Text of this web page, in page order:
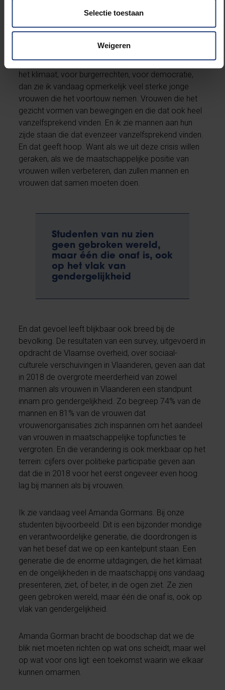
Selectie toestaan
Weigeren
De vrees is dus reëel dat de crisis de positie van
absoluut ook ontwikkelingen die hoop bieden. Als ik
kijk naar beelden van acties, overal ter wereld, voor
het klimaat, voor burgerrechten, voor democratie,
dan zie ik vandaag opmerkelijk veel sterke jonge
vrouwen die het voortouw nemen. Vrouwen die het
gezicht vormen van bewegingen en die dat ook heel
vanzelfsprekend vinden. En ik zie mannen aan hun
zijde staan die dat evenzeer vanzelfsprekend vinden.
En dat geeft hoop. Want als we uit deze crisis willen
geraken, als we de maatschappelijke positie van
vrouwen willen verbeteren, dan zullen mannen en
vrouwen dat samen moeten doen.
Studenten van nu zien
geen gebroken wereld,
maar één die onaf is, ook
op het vlak van
gendergelijkheid
En dat gevoel leeft blijkbaar ook breed bij de
bevolking. De resultaten van een survey, uitgevoerd in
opdracht de Vlaamse overheid, over sociaal-
culturele verschuivingen in Vlaanderen, geven aan dat
in 2018 de overgrote meerderheid van zowel
mannen als vrouwen in Vlaanderen een standpunt
innam pro gendergelijkheid. Zo begreep 74% van de
mannen en 81% van de vrouwen dat
vrouwenorganisaties zich inspannen om het aandeel
van vrouwen in maatschappelijke topfuncties te
vergroten. En die verandering is ook merkbaar op het
terrein: cijfers over politieke participatie geven aan
dat die in 2018 voor het eerst ongeveer even hoog
lag bij mannen als bij vrouwen.
Ik zie vandaag veel Amanda Gormans. Bij onze
studenten bijvoorbeeld. Dit is een bijzonder mondige
en verantwoordelijke generatie, die doordrongen is
van het besef dat we op een kantelpunt staan. Een
generatie die de enorme uitdagingen, die het klimaat
en de ongelijkheden in de maatschappij ons vandaag
presenteren, ziet, of beter, in de ogen ziet. Ze zien
geen gebroken wereld, maar één die onaf is, ook op
vlak van gendergelijkheid.
Amanda Gorman bracht de boodschap dat we de
blik niet moeten richten op wat ons scheidt, maar wel
op wat voor ons ligt: een toekomst waarin we elkaar
kunnen omarmen.